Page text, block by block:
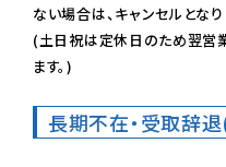
ない場合は、キャンセルとな
(土日祝は定休日のため翌営
ます。)
長期不在・受取辞